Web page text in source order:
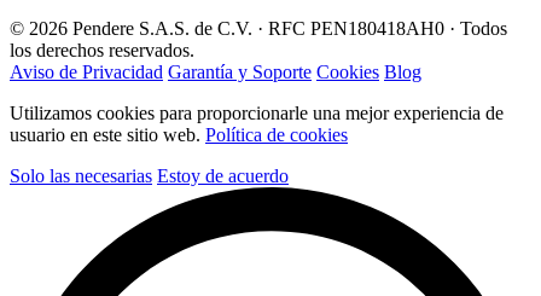
© 2026 Pendere S.A.S. de C.V. · RFC PEN180418AH0 · Todos
los derechos reservados.
Aviso de Privacidad Garantía y Soporte Cookies Blog
Utilizamos cookies para proporcionarle una mejor experiencia de
usuario en este sitio web. Política de cookies
Solo las necesarias Estoy de acuerdo